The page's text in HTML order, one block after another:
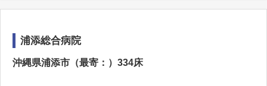
浦添総合病院
沖縄県浦添市（最寄：）334床